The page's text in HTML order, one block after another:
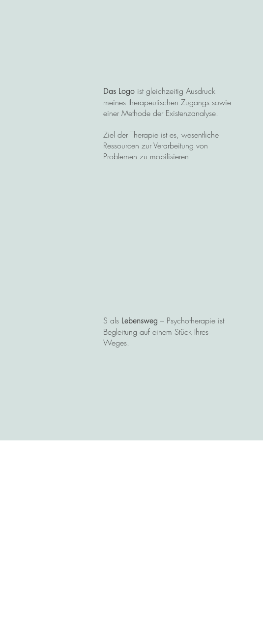
Das Logo ist gleichzeitig Ausdruck
meines therapeutischen Zugangs sowie
einer Methode der Existenzanalyse.
Ziel der Therapie ist es, wesentliche
Ressourcen zur Verarbeitung von
Problemen zu mobilisieren.
S als Lebensweg – Psychotherapie ist
Begleitung auf einem Stück Ihres
Weges.